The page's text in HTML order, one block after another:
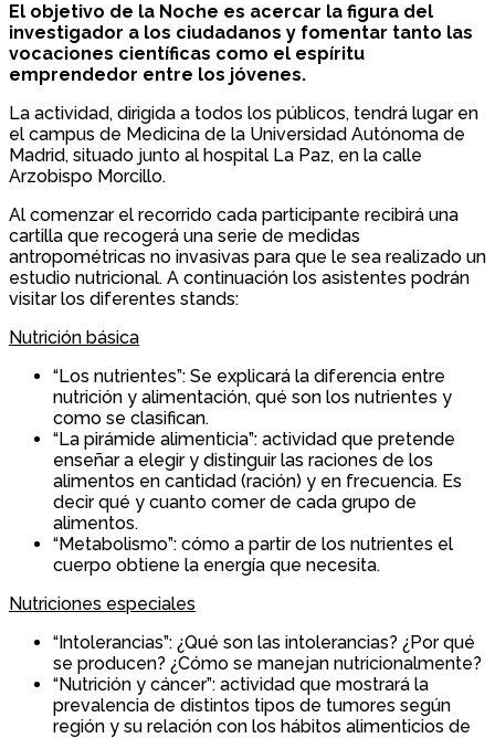
El objetivo de la Noche es acercar la figura del
investigador a los ciudadanos y fomentar tanto las
vocaciones científicas como el espíritu
emprendedor entre los jóvenes.
La actividad, dirigida a todos los públicos, tendrá lugar en
el campus de Medicina de la Universidad Autónoma de
Madrid, situado junto al hospital La Paz, en la calle
Arzobispo Morcillo.
Al comenzar el recorrido cada participante recibirá una
cartilla que recogerá una serie de medidas
antropométricas no invasivas para que le sea realizado un
estudio nutricional. A continuación los asistentes podrán
visitar los diferentes stands:
Nutrición básica
“Los nutrientes”: Se explicará la diferencia entre
nutrición y alimentación, qué son los nutrientes y
como se clasifican.
“La pirámide alimenticia”: actividad que pretende
enseñar a elegir y distinguir las raciones de los
alimentos en cantidad (ración) y en frecuencia. Es
decir qué y cuanto comer de cada grupo de
alimentos.
“Metabolismo”: cómo a partir de los nutrientes el
cuerpo obtiene la energía que necesita.
Nutriciones especiales
“Intolerancias”: ¿Qué son las intolerancias? ¿Por qué
se producen? ¿Cómo se manejan nutricionalmente?
“Nutrición y cáncer”: actividad que mostrará la
prevalencia de distintos tipos de tumores según
región y su relación con los hábitos alimenticios de